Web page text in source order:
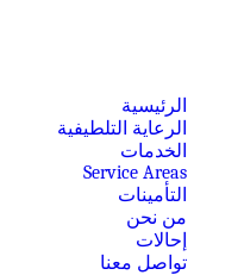
الرئيسية
الرعاية التلطيفية
الخدمات
Service Areas
التأمينات
من نحن
إحالات
تواصل معنا